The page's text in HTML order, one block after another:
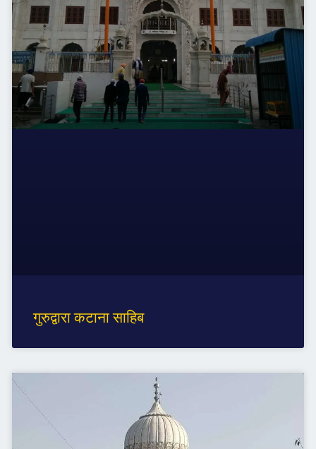
गुरुद्वारा कटाना साहिब